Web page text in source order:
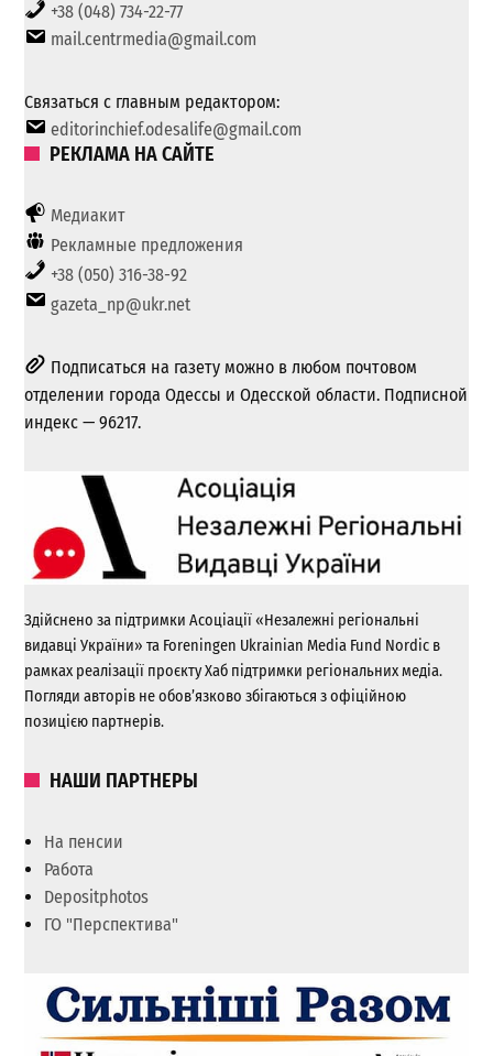
+38 (048) 734-22-77
mail.centrmedia@gmail.com
Связаться с главным редактором:
editorinchief.odesalife@gmail.com
РЕКЛАМА НА САЙТЕ
Медиакит
Рекламные предложения
+38 (050) 316-38-92
gazeta_np@ukr.net
Подписаться на газету можно в любом почтовом
отделении города Одессы и Одесской области. Подписной
индекс — 96217.
Здійснено за підтримки Асоціації «Незалежні регіональні
видавці України» та Foreningen Ukrainian Media Fund Nordic в
рамках реалізації проєкту Хаб підтримки регіональних медіа.
Погляди авторів не обов’язково збігаються з офіційною
позицією партнерів.
НАШИ ПАРТНЕРЫ
На пенсии
Работа
Depositphotos
ГО "Перспектива"